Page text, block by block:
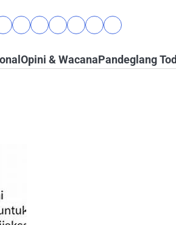
Gaya
Komunitas
Hukum
Kriminal
Nasional
Opini
PandeglangPendidikan
Kesehatan
Wisata
Alam
Opini & WacanaPandeglang